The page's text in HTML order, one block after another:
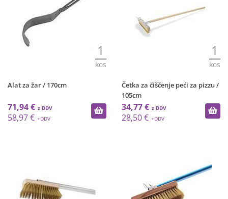
1
kos
Alat za žar / 170cm
71,94 €
58,97 €
1
kos
Četka za čiščenje peći za pizzu /
105cm
34,77 €
28,50 €